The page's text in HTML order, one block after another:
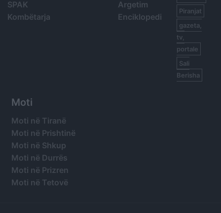
SPAK
Kombëtarja
Argetim
Enciklopedi
Piranjat
gazeta,
tv,
portale
Sali
Berisha
Moti
Moti në Tiranë
Moti në Prishtinë
Moti në Shkup
Moti në Durrës
Moti në Prizren
Moti në Tetovë